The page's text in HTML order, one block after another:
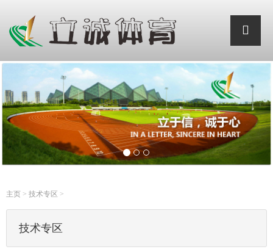
主页 > 技术专区 >
技术专区